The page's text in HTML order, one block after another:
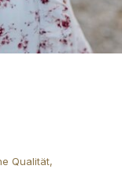
Qualität,